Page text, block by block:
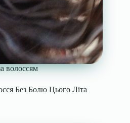
волоссям
Без Болю Цього Літа